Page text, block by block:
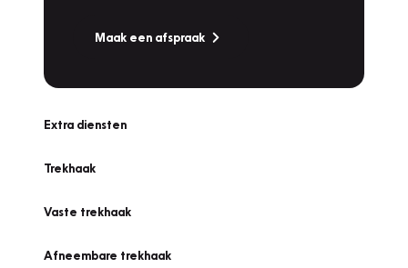
Maak een afspraak
Extra diensten
Trekhaak
Vaste trekhaak
Afneembare trekhaak